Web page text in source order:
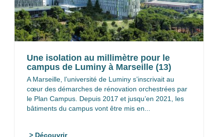
Une isolation au millimètre pour le
campus de Luminy à Marseille (13)
A Marseille, l’université de Luminy s’inscrivait au
cœur des démarches de rénovation orchestrées par
le Plan Campus. Depuis 2017 et jusqu’en 2021, les
bâtiments du campus vont être mis en...
> Découvrir